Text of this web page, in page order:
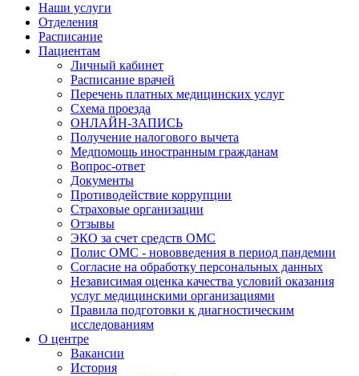
Наши услуги
Отделения
Расписание
Пациентам
Личный кабинет
Расписание врачей
Перечень платных медицинских услуг
Схема проезда
ОНЛАЙН-ЗАПИСЬ
Получение налогового вычета
Медпомощь иностранным гражданам
Вопрос-ответ
Документы
Противодействие коррупции
Страховые организации
Отзывы
ЭКО за счет средств ОМС
Полис ОМС - нововведения в период пандемии
Согласие на обработку персональных данных
Независимая оценка качества условий оказания
услуг медицинскими организациями
Правила подготовки к диагностическим
исследованиям
О центре
Вакансии
История